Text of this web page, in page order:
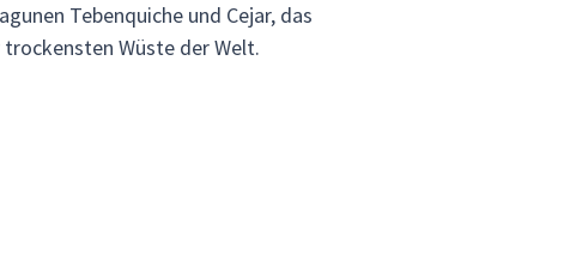
Tebenquiche und Cejar, das
Wüste der Welt.